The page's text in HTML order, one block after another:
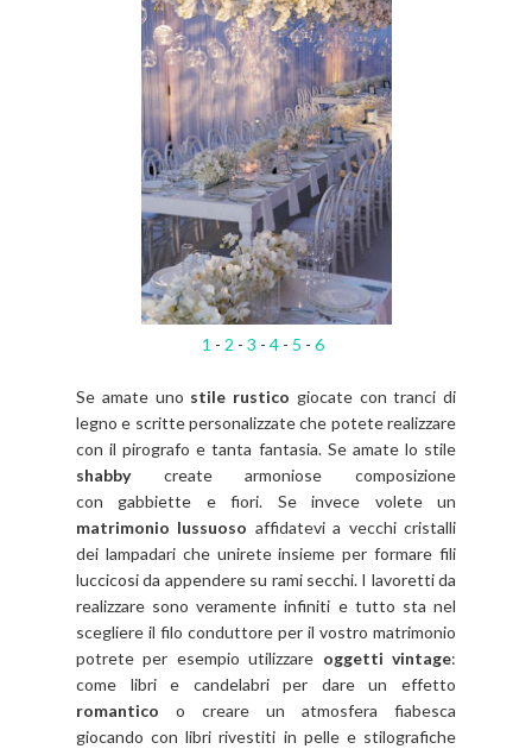
1 - 2 - 3 - 4- 5 - 6
Se amate uno stile rustico giocate con tranci di
legno e scritte personalizzate che potete realizzare
con il pirografo e tanta fantasia. Se amate lo stile
shabby create
armoniose composizione
con gabbiette e fiori. Se invece volete un
matrimonio lussuoso affidatevi a vecchi cristalli
dei lampadari che unirete insieme per formare fili
luccicosi da appendere su rami secchi. I lavoretti da
realizzare sono veramente infiniti e tutto sta nel
scegliere il filo conduttore per il vostro matrimonio
potrete per esempio utilizzare oggetti vintage:
come libri e candelabri per dare un effetto
romantico o creare un atmosfera fiabesca
giocando con libri rivestiti in pelle e stilografiche